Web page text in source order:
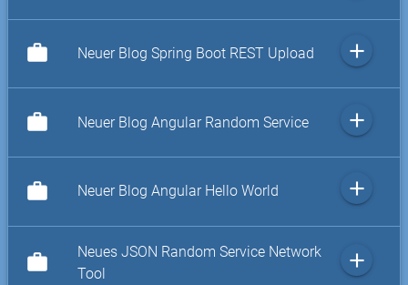
work Neuer Blog Spring Boot REST Upload add
work Neuer Blog Angular Random Service add
work Neuer Blog Angular Hello World add
work
Neues JSON Random Service Network
Tool
add